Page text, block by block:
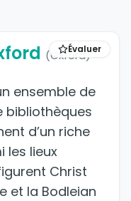
Évaluer
(Oxford)
ensemble de
bibliothèques
d’un riche
les lieux
Christ
et la Bodleian